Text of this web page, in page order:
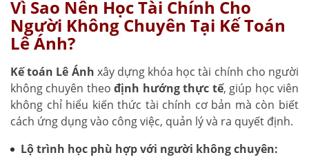
Vì Sao Nên Học Tài Chính Cho
Người Không Chuyên Tại Kế Toán
Lê Ánh?
Kế toán Lê Ánh xây dựng khóa học tài chính cho người
không chuyên theođịnh hướng thực tế, giúp học viên
không chỉ hiểu kiến thức tài chính cơ bản mà còn biết
cách ứng dụng vào công việc, quản lý và ra quyết định.
Lộ trình học phù hợp với người không chuyên: